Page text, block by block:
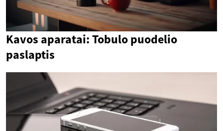
Kavos aparatai: Tobulo puodelio
paslaptis